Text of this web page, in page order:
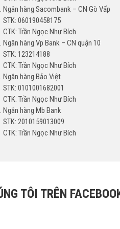
Ngân hàng Sacombank – CN Gò Vấp
STK: 060190458175
CTK: Trần Ngọc Như Bích
Ngân hàng Vp Bank – CN quận 10
STK: 123214188
CTK: Trần Ngọc Như Bích
Ngân hàng Bảo Việt
STK: 0101001682001
CTK: Trần Ngọc Như Bích
Ngân hàng Mb Bank
STK: 2010159013009
CTK: Trần Ngọc Như Bích
TÔI TRÊN